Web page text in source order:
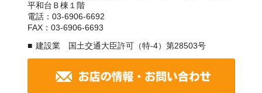
平和台Ｂ棟１階
電話：03-6906-6692
FAX：03-6906-6693
建設業 国土交通大臣許可（特-4）第28503号